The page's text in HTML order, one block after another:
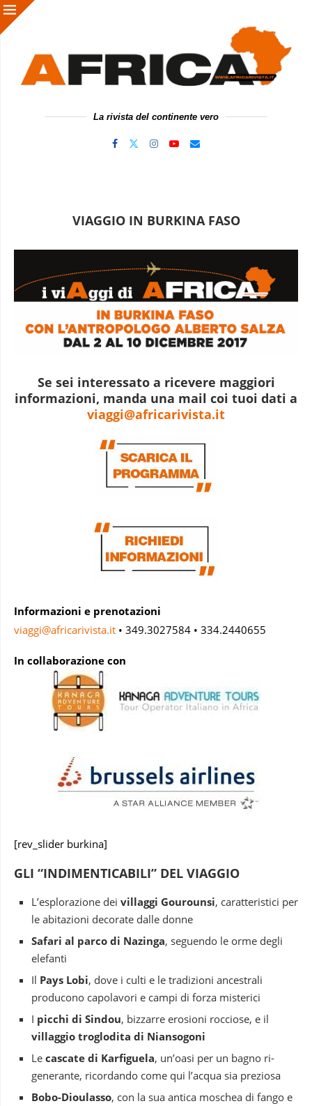
La rivista del continente vero
VIAGGIO IN BURKINA FASO
Se sei interessato a ricevere maggiori
informazioni, manda una mail coi tuoi dati a
viaggi@africarivista.it
Informazioni e prenotazioni
viaggi@africarivista.it • 349.3027584 • 334.2440655
In collaborazione con
[rev_slider burkina]
GLI “INDIMENTICABILI” DEL VIAGGIO
L’esplorazione dei villaggi Gourounsi, caratteristici per
le abitazioni decorate dalle donne
Safari al parco di Nazinga, seguendo le orme degli
elefanti
Il Pays Lobi, dove i culti e le tradizioni ancestrali
producono capolavori e campi di forza misterici
I picchi di Sindou, bizzarre erosioni rocciose, e il
villaggio troglodita di Niansogoni
Le cascate di Karfiguela, un’oasi per un bagno ri-
generante, ricordando come qui l’acqua sia preziosa
Bobo-Dioulasso, con la sua antica moschea di fango e